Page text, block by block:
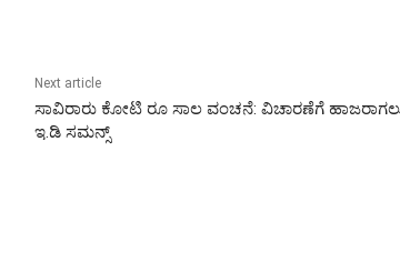
Next article
ಸಾವಿರಾರು ಕೋಟಿ ರೂ ಸಾಲ ವಂಚನೆ: ವಿಚಾರಣೆಗೆ
ಇ.ಡಿ ಸಮನ್ಸ್‌